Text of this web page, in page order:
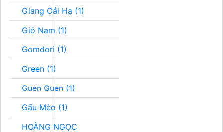
Giang Oải Hạ (1)
Gió Nam (1)
Gomdori (1)
Green (1)
Guen Guen (1)
Gấu Mèo (1)
HOÀNG NGỌC